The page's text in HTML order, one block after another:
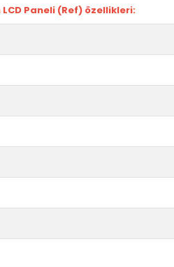
Paneli (Ref) özellikleri: